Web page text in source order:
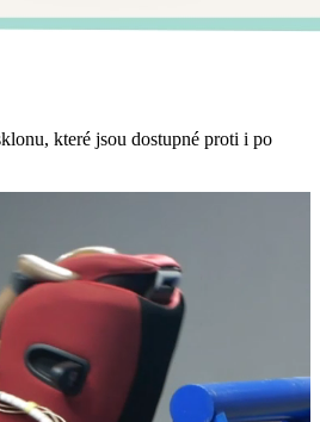
které jsou dostupné proti i po